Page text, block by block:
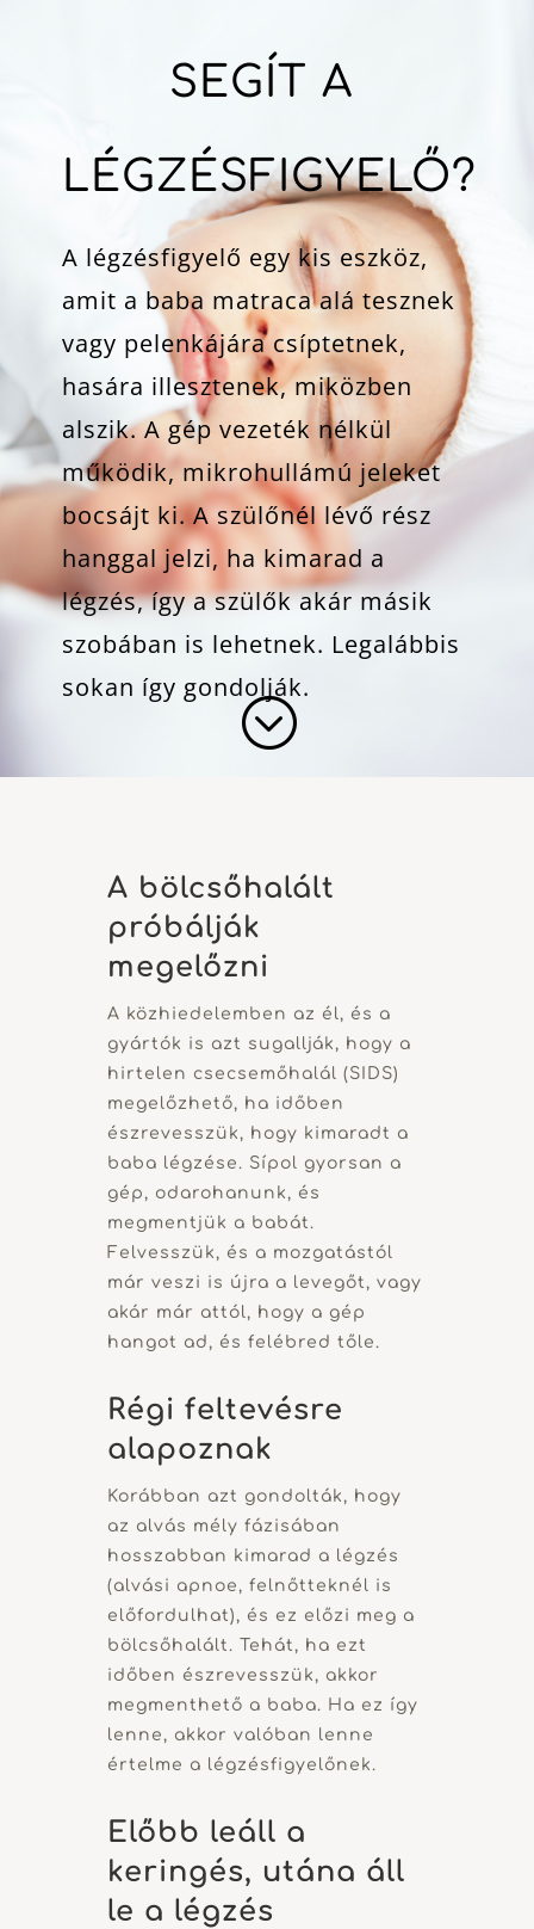
SEGÍT A
LÉGZÉSFIGYELŐ?
A légzésfigyelő egy kis eszköz,
amit a baba matraca alá tesznek
vagy pelenkájára csíptetnek,
hasára illesztenek, miközben
alszik. A gép vezeték nélkül
működik, mikrohullámú jeleket
bocsájt ki. A szülőnél lévő rész
hanggal jelzi, ha kimarad a
légzés, így a szülők akár másik
szobában is lehetnek. Legalábbis
sokan így gondolják.
;
A bölcsőhalált
próbálják
megelőzni
A közhiedelemben az él, és a
gyártók is azt sugallják, hogy a
hirtelen csecsemőhalál (SIDS)
megelőzhető, ha időben
észrevesszük, hogy kimaradt a
baba légzése. Sípol gyorsan a
gép, odarohanunk, és
megmentjük a babát.
Felvesszük, és a mozgatástól
már veszi is újra a levegőt, vagy
akár már attól, hogy a gép
hangot ad, és felébred tőle.
Régi feltevésre
alapoznak
Korábban azt gondolták, hogy
az alvás mély fázisában
hosszabban kimarad a légzés
(alvási apnoe, felnőtteknél is
előfordulhat), és ez előzi meg a
bölcsőhalált. Tehát, ha ezt
időben észrevesszük, akkor
megmenthető a baba. Ha ez így
lenne, akkor valóban lenne
értelme a légzésfigyelőnek.
Előbb leáll a
keringés, utána áll
le a légzés